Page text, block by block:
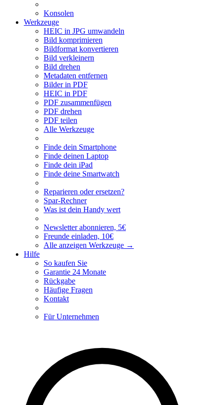
Konsolen
Werkzeuge
HEIC in JPG umwandeln
Bild komprimieren
Bildformat konvertieren
Bild verkleinern
Bild drehen
Metadaten entfernen
Bilder in PDF
HEIC in PDF
PDF zusammenfügen
PDF drehen
PDF teilen
Alle Werkzeuge
Finde dein Smartphone
Finde deinen Laptop
Finde dein iPad
Finde deine Smartwatch
Reparieren oder ersetzen?
Spar-Rechner
Was ist dein Handy wert
Newsletter abonnieren, 5€
Freunde einladen, 10€
Alle anzeigen Werkzeuge →
Hilfe
So kaufen Sie
Garantie 24 Monate
Rückgabe
Häufige Fragen
Kontakt
Für Unternehmen